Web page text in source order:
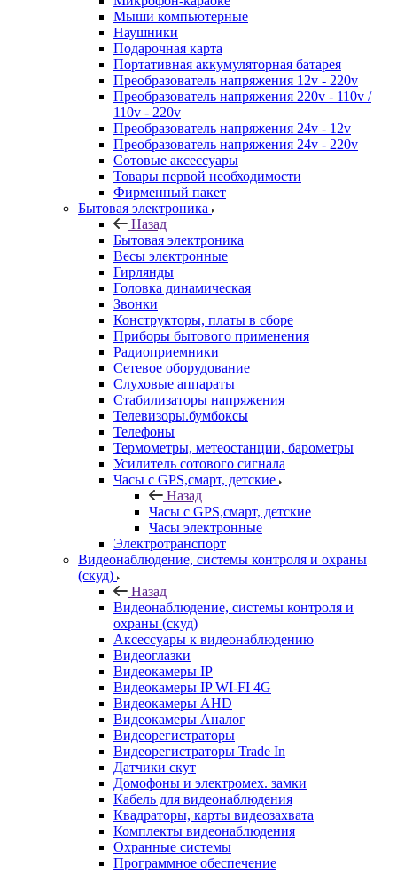
Мыши компьютерные
Наушники
Подарочная карта
Портативная аккумуляторная батарея
Преобразователь напряжения 12v - 220v
Преобразователь напряжения 220v - 110v /
110v - 220v
Преобразователь напряжения 24v - 12v
Преобразователь напряжения 24v - 220v
Сотовые аксессуары
Товары первой необходимости
Фирменный пакет
Бытовая электроника
Назад
Бытовая электроника
Весы электронные
Гирлянды
Головка динамическая
Звонки
Конструкторы, платы в сборе
Приборы бытового применения
Радиоприемники
Сетевое оборудование
Слуховые аппараты
Стабилизаторы напряжения
Телевизоры.бумбоксы
Телефоны
Термометры, метеостанции, барометры
Усилитель сотового сигнала
Часы с GPS,смарт, детские
Назад
Часы с GPS,смарт, детские
Часы электронные
Электротранспорт
Видеонаблюдение, системы контроля и охраны
(скуд)
Назад
Видеонаблюдение, системы контроля и
охраны (скуд)
Аксессуары к видеонаблюдению
Видеоглазки
Видеокамеры IP
Видеокамеры IP WI-FI 4G
Видеокамеры AHD
Видеокамеры Аналог
Видеорегистраторы
Видеорегистраторы Trade In
Датчики скут
Домофоны и электромех. замки
Кабель для видеонаблюдения
Квадраторы, карты видеозахвата
Комплекты видеонаблюдения
Охранные системы
Программное обеспечение